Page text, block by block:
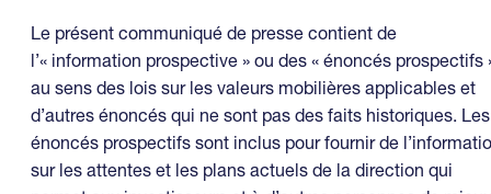
Le présent communiqué de presse contient de
l’« information prospective » ou des « énoncés prospectifs
au sens des lois sur les valeurs mobilières applicables et
d’autres énoncés qui ne sont pas des faits historiques. Les
énoncés prospectifs sont inclus pour fournir de
sur les attentes et les plans actuels de la direction qui